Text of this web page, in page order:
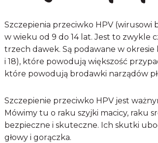
Szczepienia przeciwko HPV
w wieku od 9 do 14 lat. Jest to zwykle
trzech dawek. Są podawane w okresie
i 18), które powodują większość
które powodują brodawki narządów
Szczepienie przeciwko HPV jest
Mówimy tu o raku szyjki macicy, raku
bezpieczne i skuteczne. Ich skutki
głowy i gorączka.